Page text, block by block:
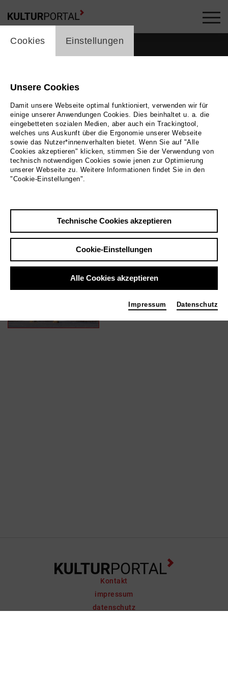
Zurück|Übersicht
In Filmen / Medien wie ...
Eisbärensommer | 2015
Smithsonian Channel
Foto 2016 Klaus Scheurich
Kontakt
impressum
datenschutz
cookie_layer
Cookies Einstellungen
Unsere Cookies
Damit unsere Webseite optimal funktioniert, verwenden wir für
einige unserer Anwendungen Cookies. Dies beinhaltet u. a. die
eingebetteten sozialen Medien, aber auch ein Trackingtool,
welches uns Auskunft über die Ergonomie unserer Webseite
sowie das Nutzer*innenverhalten bietet. Wenn Sie auf "Alle
Cookies akzeptieren" klicken, stimmen Sie der Verwendung von
technisch notwendigen Cookies sowie jenen zur Optimierung
unserer Webseite zu. Weitere Informationen findet Sie in den
"Cookie-Einstellungen".
Technische Cookies akzeptieren
Cookie-Einstellungen
Alle Cookies akzeptieren
Impressum Datenschutz